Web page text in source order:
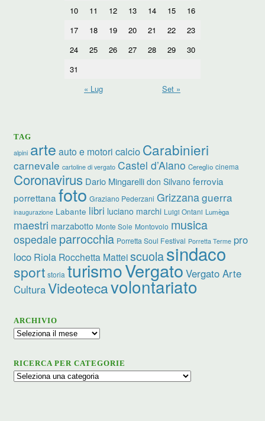
10
11 12 13 14 15
16
17
18 19 20 21 22
23
24
25 26 27 28 29
30
31
« Lug
Set »
TAG
alpini arte auto e motori calcio Carabinieri
carnevale cartoline di vergato Castel d’Aiano Cereglio cinema
Coronavirus Dario Mingarelli don Silvano ferrovia
porrettana foto Graziano Pederzani Grizzanaguerra
inaugurazione Labante libri luciano marchi Luigi Ontani Lumèga
maestri marzabotto Monte Sole Montovolo musica
ospedale parrocchia Porretta Soul Festival Porretta Terme pro
loco Riola Rocchetta Matteiscuolasindaco
sport storia turismoVergato Vergato Arte
CulturaVideotecavolontariato
ARCHIVIO
Archivio
RICERCA PER CATEGORIE
Ricerca